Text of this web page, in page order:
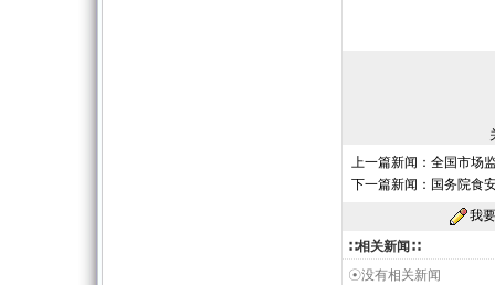
上一篇新闻： 全国市场
下一篇新闻： 国务院食
我
∷相关新闻∷
☉没有相关新闻